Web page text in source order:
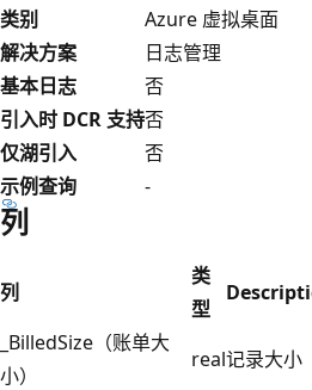
类别
Azure 虚拟桌面
解决方案
日志管理
基本日志
否
引入时 DCR 支持否
仅湖引入
否
示例查询
-
列
列
类
型
_BilledSize（账单大
小）
real记录大小